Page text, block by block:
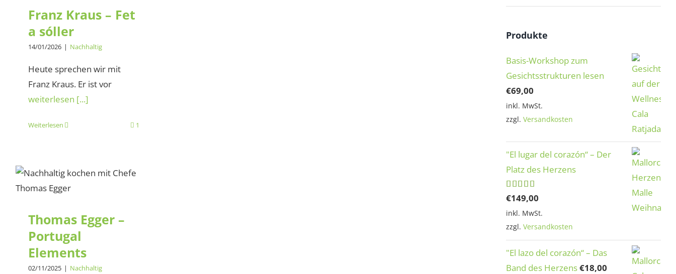
Franz Kraus – Fet
a sóller
14/01/2026 | Nachhaltig
Heute sprechen wir mit
Franz Kraus. Er ist vor
weiterlesen [...]
Weiterlesen 1
Thomas Egger –
Portugal Elements
Thomas Egger –
Portugal
Elements
02/11/2025 | Nachhaltig
Produkte
Basis-Workshop zum
Gesichtsstrukturen lesen
€69,00
inkl. MwSt.
zzgl. Versandkosten
"El lugar del corazón“ – Der
Platz des Herzens
Bewertet
5.00
von 5
€149,00
inkl. MwSt.
zzgl. Versandkosten
"El lazo del corazón“ – Das
Band des Herzens€18,00